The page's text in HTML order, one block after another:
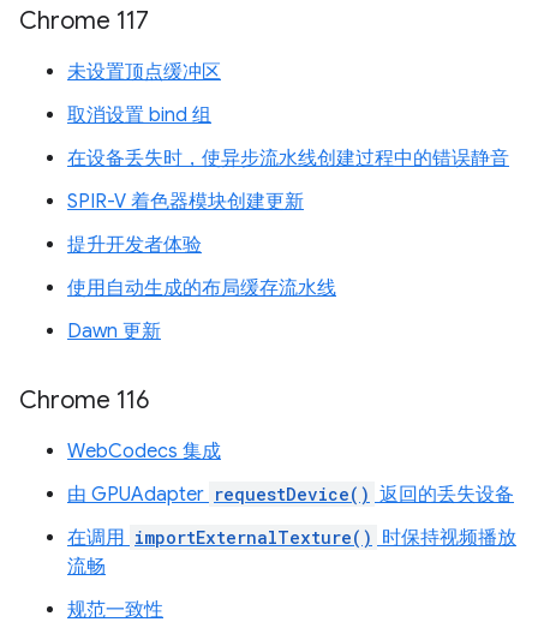
Chrome 117
未设置顶点缓冲区
取消设置 bind 组
在设备丢失时，使异步流水线创建过程中的错误静音
SPIR-V 着色器模块创建更新
提升开发者体验
使用自动生成的布局缓存流水线
Dawn 更新
Chrome 116
WebCodecs 集成
由 GPUAdapter requestDevice() 返回的丢失设备
在调用 importExternalTexture() 时保持视频播放
流畅
规范一致性